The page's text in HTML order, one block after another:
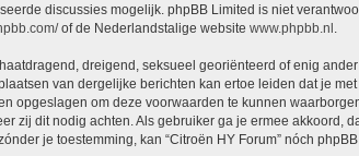
discussies mogelijk. phpBB Limited is niet
of de Nederlandstalige website www.phpbb.nl
dreigend, seksueel georiënteerd of enig
van dergelijke berichten kan ertoe leiden dat je
om deze voorwaarden te kunnen
zij dit nodig achten. Als gebruiker ga je ermee akkoord,
je toestemming, kan “Citroën HY Forum” nóch